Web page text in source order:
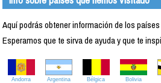
Aquí podrás obtener información de los
Esperamos que te sirva de ayuda y que te
Andorra Argentina Bélgica Bolivia